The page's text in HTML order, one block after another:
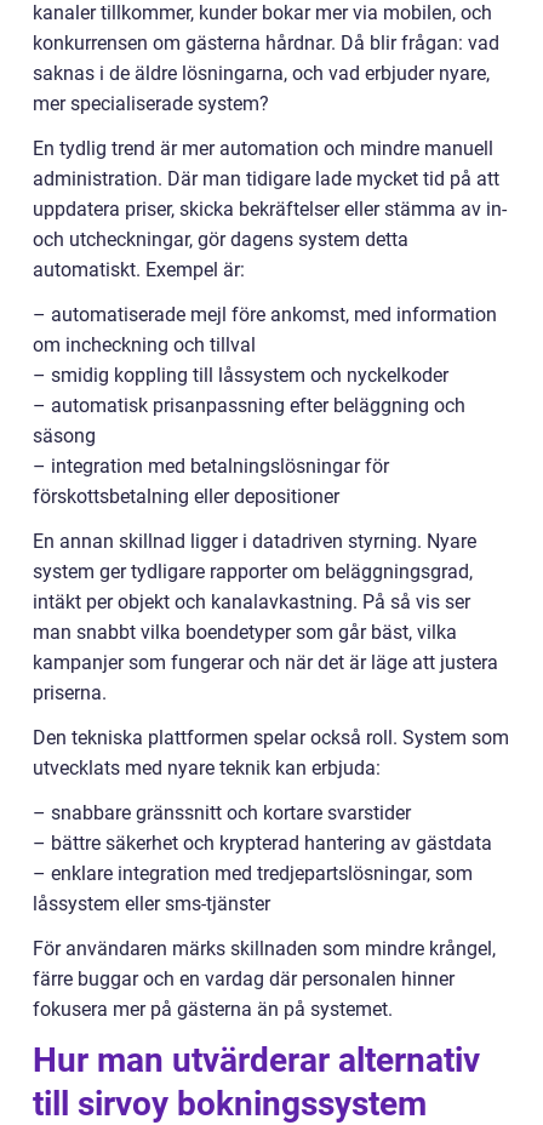
kanaler tillkommer, kunder bokar mer via mobilen, och
konkurrensen om gästerna hårdnar. Då blir frågan: vad
saknas i de äldre lösningarna, och vad erbjuder nyare,
mer specialiserade system?
En tydlig trend är mer automation och mindre manuell
administration. Där man tidigare lade mycket tid på att
uppdatera priser, skicka bekräftelser eller stämma av in-
och utcheckningar, gör dagens system detta
automatiskt. Exempel är:
– automatiserade mejl före ankomst, med information
om incheckning och tillval
– smidig koppling till låssystem och nyckelkoder
– automatisk prisanpassning efter beläggning och
säsong
– integration med betalningslösningar för
förskottsbetalning eller depositioner
En annan skillnad ligger i datadriven styrning. Nyare
system ger tydligare rapporter om beläggningsgrad,
intäkt per objekt och kanalavkastning. På så vis ser
man snabbt vilka boendetyper som går bäst, vilka
kampanjer som fungerar och när det är läge att justera
priserna.
Den tekniska plattformen spelar också roll. System som
utvecklats med nyare teknik kan erbjuda:
– snabbare gränssnitt och kortare svarstider
– bättre säkerhet och krypterad hantering av gästdata
– enklare integration med tredjepartslösningar, som
låssystem eller sms-tjänster
För användaren märks skillnaden som mindre krångel,
färre buggar och en vardag där personalen hinner
fokusera mer på gästerna än på systemet.
Hur man utvärderar alternativ
till sirvoy bokningssystem